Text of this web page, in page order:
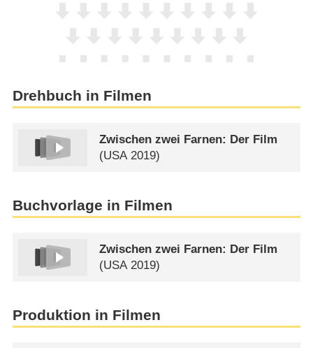
Drehbuch in Filmen
Zwischen zwei Farnen: Der Film
(USA2019)
Buchvorlage in Filmen
Zwischen zwei Farnen: Der Film
(USA2019)
Produktion in Filmen